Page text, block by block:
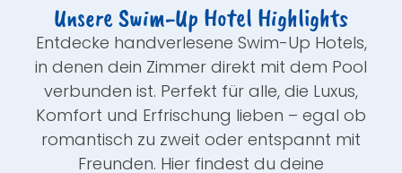
Unsere Swim-Up Hotel Highlights
Entdecke handverlesene Swim-Up Hotels,
in denen dein Zimmer direkt mit dem Pool
verbunden ist. Perfekt für alle, die Luxus,
Komfort und Erfrischung lieben – egal ob
romantisch zu zweit oder entspannt mit
Freunden. Hier findest du deine